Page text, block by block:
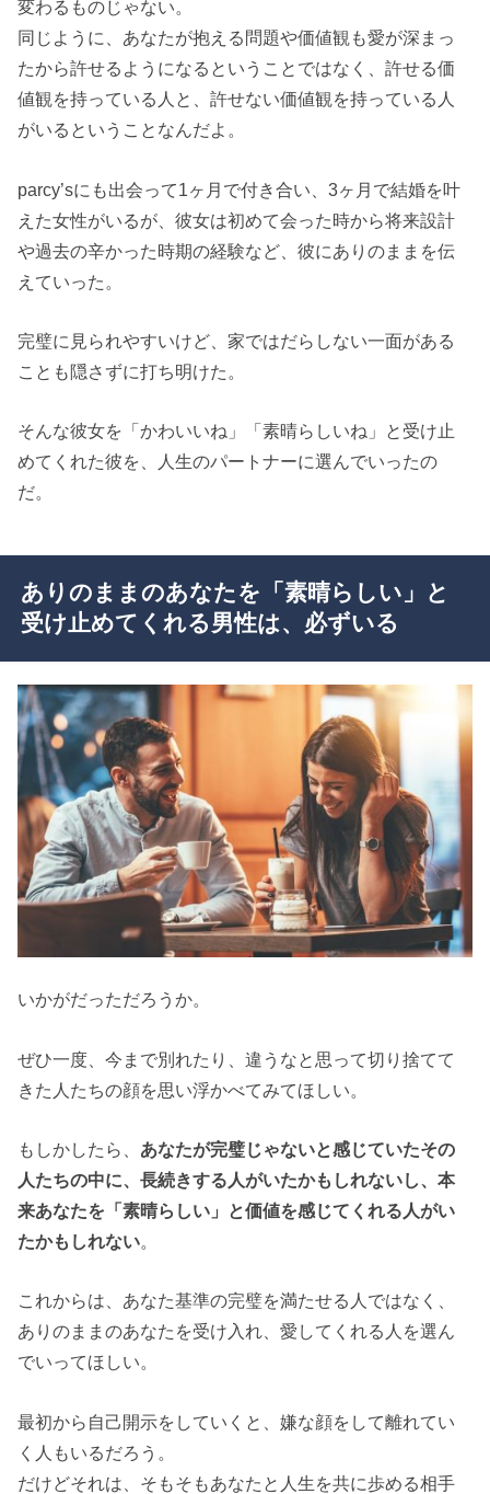
変わるものじゃない。
同じように、あなたが抱える問題や価値観も愛が深まっ
たから許せるようになるということではなく、許せる価
値観を持っている人と、許せない価値観を持っている人
がいるということなんだよ。
parcy’sにも出会って1ヶ月で付き合い、3ヶ月で結婚を叶
えた女性がいるが、彼女は初めて会った時から将来設計
や過去の辛かった時期の経験など、彼にありのままを伝
えていった。
完璧に見られやすいけど、家ではだらしない一面がある
ことも隠さずに打ち明けた。
そんな彼女を「かわいいね」「素晴らしいね」と受け止
めてくれた彼を、人生のパートナーに選んでいったの
だ。
ありのままのあなたを「素晴らしい」と
受け止めてくれる男性は、必ずいる
いかがだっただろうか。
ぜひ一度、今まで別れたり、違うなと思って切り捨てて
きた人たちの顔を思い浮かべてみてほしい。
もしかしたら、 あなたが完璧じゃないと感じていたその
人たちの中に、長続きする人がいたかもしれないし、本
来あなたを「素晴らしい」と価値を感じてくれる人がい
たかもしれない。
これからは、あなた基準の完璧を満たせる人ではなく、
ありのままのあなたを受け入れ、愛してくれる人を選ん
でいってほしい。
最初から自己開示をしていくと、嫌な顔をして離れてい
く人もいるだろう。
だけどそれは、そもそもあなたと人生を共に歩める相手